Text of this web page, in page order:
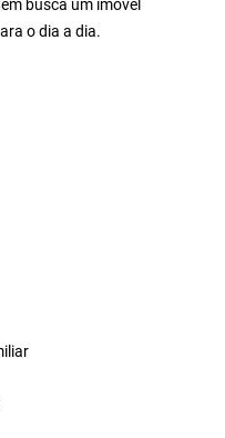
busca um imóvel
o dia a dia.